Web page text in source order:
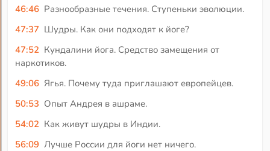
46:46 Разнообразные течения. Ступеньки эволюции.
47:37 Шудры. Как они подходят к йоге?
47:52 Кундалини йога. Средство замещения от
наркотиков.
49:06 Ягья. Почему туда приглашают европейцев.
50:53 Опыт Андрея в ашраме.
54:02 Как живут шудры в Индии.
56:09 Лучше России для йоги нет ничего.